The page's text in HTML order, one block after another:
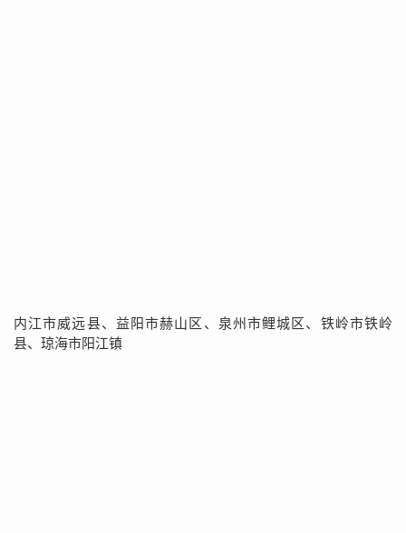
内江市威远县、益阳市赫山区、泉州市鲤城区、铁岭市铁岭
县、琼海市阳江镇